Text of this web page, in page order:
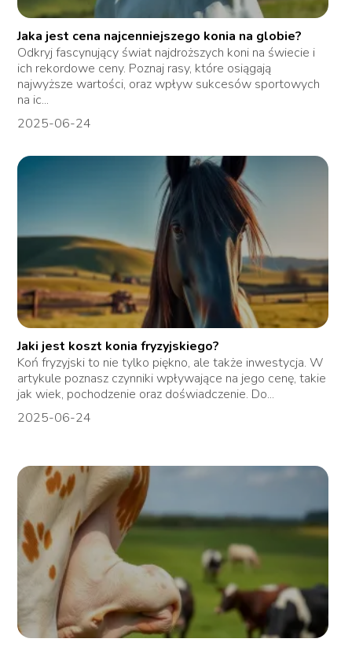
Jaka jest cena najcenniejszego konia na globie?
Odkryj fascynujący świat najdroższych koni na świecie i
ich rekordowe ceny. Poznaj rasy, które osiągają
najwyższe wartości, oraz wpływ sukcesów sportowych
na ic...
2025-06-24
Jaki jest koszt konia fryzyjskiego?
Koń fryzyjski to nie tylko piękno, ale także inwestycja. W
artykule poznasz czynniki wpływające na jego cenę, takie
jak wiek, pochodzenie oraz doświadczenie. Do...
2025-06-24